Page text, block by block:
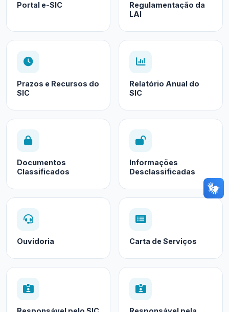
Portal e-SIC
Regulamentação da
LAI
Prazos e Recursos do
SIC
Relatório Anual do
SIC
Documentos
Classificados
Informações
Desclassificadas
Ouvidoria Carta de Serviços